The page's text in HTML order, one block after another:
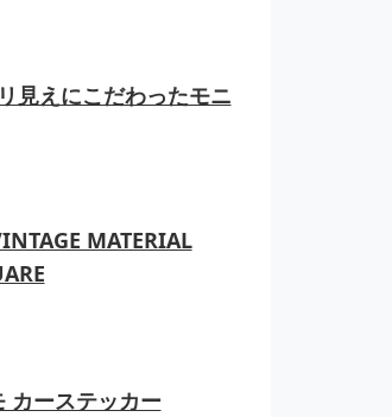
見えにこだわったモニ
MATERIAL
ーステッカー